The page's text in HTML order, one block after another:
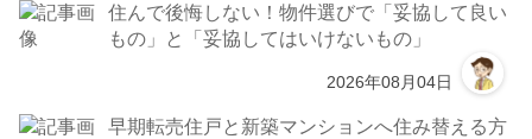
住んで後悔しない！物件選びで「妥協して良い
もの」と「妥協してはいけないもの」
2026年08月04日
早期転売住戸と新築マンションへ住み替える方